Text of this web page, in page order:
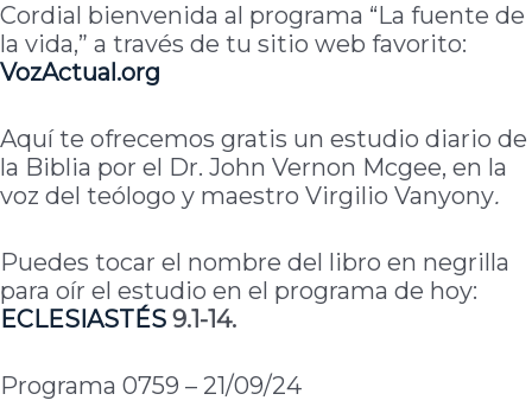
Cordial bienvenida al programa “La fuente de
la vida,” a través de tu sitio web favorito:
VozActual.org
Aquí te ofrecemos gratis un estudio diario de
la Biblia por el Dr. John Vernon Mcgee, en la
voz del teólogo y maestro Virgilio Vanyony.
Puedes tocar el nombre del libro en negrilla
para oír el estudio en el programa de hoy:
ECLESIASTÉS 9.1-14.
Programa 0759 – 21/09/24